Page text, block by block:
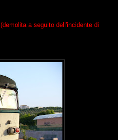
(demolita a seguito dell'incidente di